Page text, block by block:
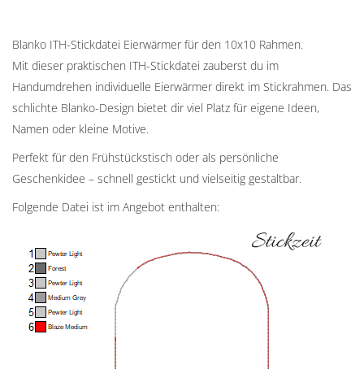
Blanko ITH-Stickdatei Eierwärmer für den 10x10 Rahmen.
Mit dieser praktischen ITH-Stickdatei zauberst du im
Handumdrehen individuelle Eierwärmer direkt im Stickrahmen. Das
schlichte Blanko-Design bietet dir viel Platz für eigene Ideen,
Namen oder kleine Motive.
Perfekt für den Frühstückstisch oder als persönliche
Geschenkidee – schnell gestickt und vielseitig gestaltbar.
Folgende Datei ist im Angebot enthalten: